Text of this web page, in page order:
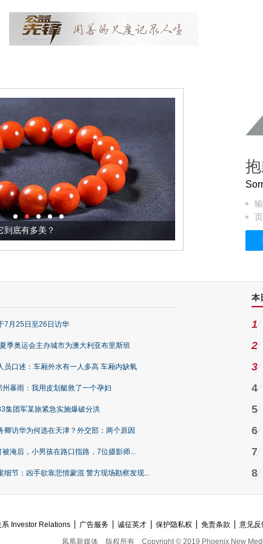
到底有多美？ 这个3.2米的长卷，
7月25日至26日访华
季奥运会主办城市为澳大利亚布里斯班
员口述：车厢外水有一人多高 车厢内缺氧
州暴雨：我用皮划艇救了一个孕妇
集团军某旅紧急实施爆破分洪
卿访华为何选在天津？外交部：两个原因
被淹后，小男孩在路口指路，7位摄影师...
细节：凶手欲靠悲情蒙混 警方现场勘察发现...
本
1
2
3
4
5
6
7
8
系 Investor Relations 广告服务 诚征英才 保护隐私权 免责条款 意见反
凤凰新媒体
版权所有 Copyright © 2019 Phoenix New